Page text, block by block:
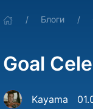
Блоги
Goal
Kayama